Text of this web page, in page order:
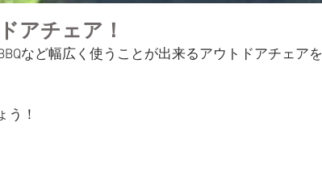
アチェア！
など幅広く使うことが出来るアウトドアチェア
う！